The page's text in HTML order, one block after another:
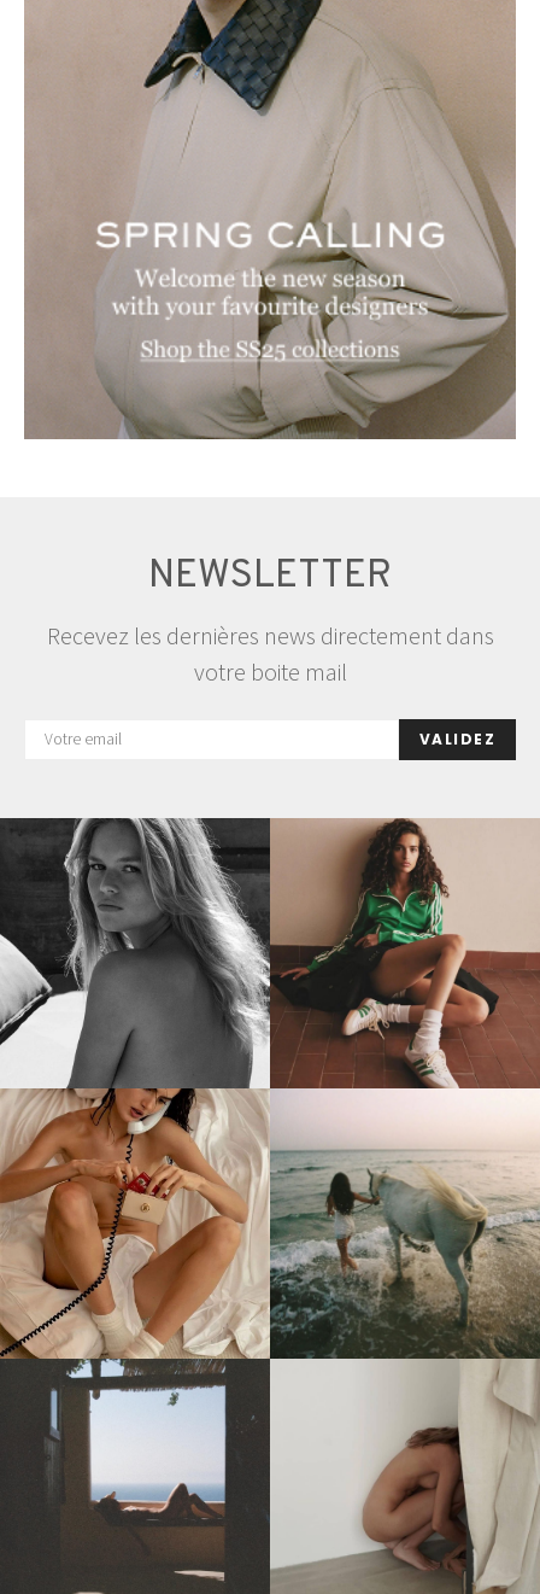
NEWSLETTER
Recevez les dernières news directement dans
votre boite mail
VALIDEZ